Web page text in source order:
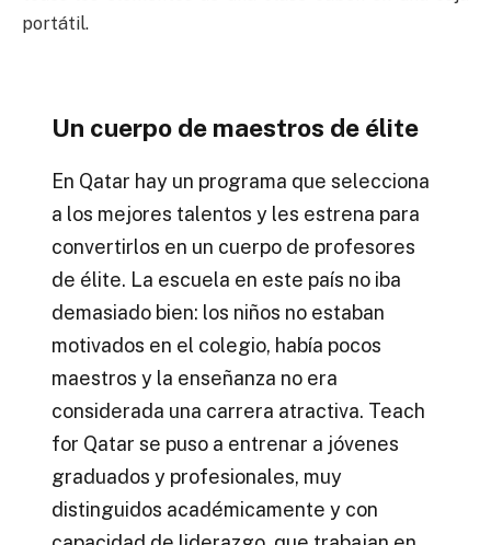
portátil.
Un cuerpo de maestros de élite
En Qatar hay un programa que selecciona
a los mejores talentos y les estrena para
convertirlos en un cuerpo de profesores
de élite. La escuela en este país no iba
demasiado bien: los niños no estaban
motivados en el colegio, había pocos
maestros y la enseñanza no era
considerada una carrera atractiva. Teach
for Qatar se puso a entrenar a jóvenes
graduados y profesionales, muy
distinguidos académicamente y con